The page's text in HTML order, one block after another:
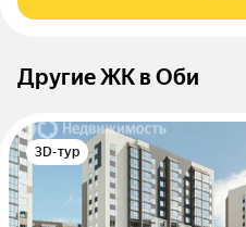
Другие ЖК в Оби
3D-тур